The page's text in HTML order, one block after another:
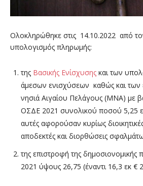
Ολοκληρώθηκε στις 14.10.2022 από
υπολογισμός πληρωμής:
της Βασικής Ενίσχυσης και των
άμεσων ενισχύσεων καθώς και των
νησιά Αιγαίου Πελάγους (ΜΝΑ) με
ΟΣΔΕ 2021 συνολικού ποσού 5,25
αυτές αφορούσαν κυρίως
αποδεκτές και διορθώσεις
της επιστροφή της δημοσιονομικής
2021 ύψους 26,75 (έναντι 16,3 εκ €